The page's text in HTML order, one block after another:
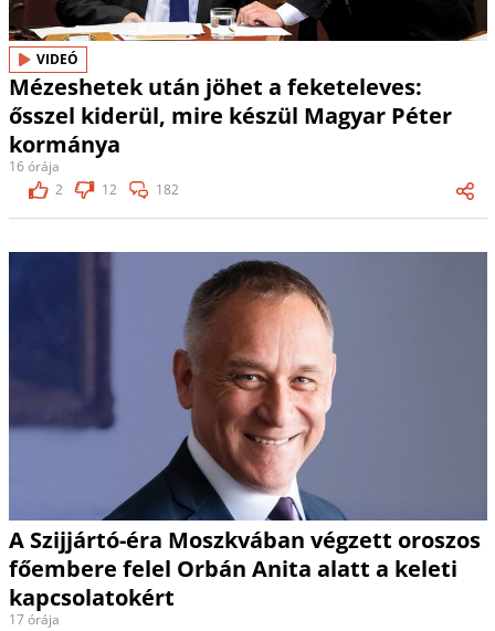
VIDEÓ
Mézeshetek után jöhet a feketeleves:
ősszel kiderül, mire készül Magyar Péter
kormánya
16 órája
2
12 182
A Szijjártó-éra Moszkvában végzett oroszos
főembere felel Orbán Anita alatt a keleti
kapcsolatokért
17 órája